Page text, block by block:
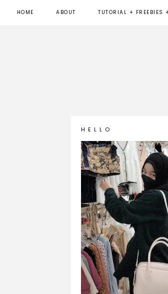
HOME ABOUT TUTORIAL +
H E L L O